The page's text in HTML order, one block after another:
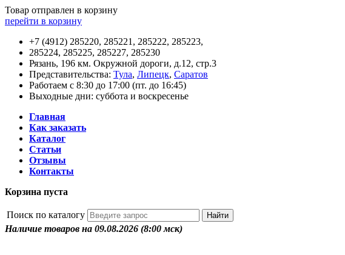
Товар отправлен в корзину
перейти в корзину
+7 (4912) 285220, 285221, 285222, 285223,
285224, 285225, 285227, 285230
Рязань, 196 км. Окружной дороги, д.12, стр.3
Представительства: Тула, Липецк, Саратов
Работаем с 8:30 до 17:00 (пт. до 16:45)
Выходные дни: суббота и воскресенье
Главная
Как заказать
Каталог
Статьи
Отзывы
Контакты
Корзина пуста
Поиск по каталогу
Наличие товаров на 09.08.2026 (8:00 мск)